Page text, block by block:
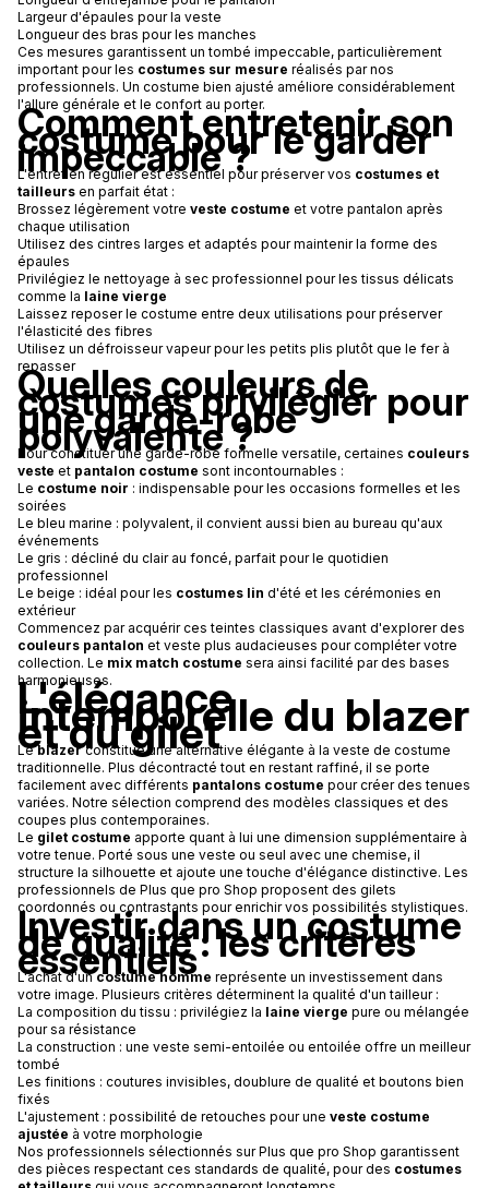
Largeur d'épaules pour la veste
Longueur des bras pour les manches
Ces mesures garantissent un tombé impeccable, particulièrement
important pour les costumes sur mesure réalisés par nos
professionnels. Un costume bien ajusté améliore considérablement
l'allure générale et le confort au porter.
Comment entretenir son
costume pour le garder
impeccable ?
L'entretien régulier est essentiel pour préserver vos costumes et
tailleurs en parfait état :
Brossez légèrement votre veste costume et votre pantalon après
chaque utilisation
Utilisez des cintres larges et adaptés pour maintenir la forme des
épaules
Privilégiez le nettoyage à sec professionnel pour les tissus délicats
comme la laine vierge
Laissez reposer le costume entre deux utilisations pour préserver
l'élasticité des fibres
Utilisez un défroisseur vapeur pour les petits plis plutôt que le fer à
repasser
Quelles couleurs de
costumes privilégier pour
une garde-robe
polyvalente ?
Pour constituer une garde-robe formelle versatile, certaines couleurs
veste et pantalon costume sont incontournables :
Le costume noir : indispensable pour les occasions formelles et les
soirées
Le bleu marine : polyvalent, il convient aussi bien au bureau qu'aux
événements
Le gris : décliné du clair au foncé, parfait pour le quotidien
professionnel
Le beige : idéal pour les costumes lin d'été et les cérémonies en
extérieur
Commencez par acquérir ces teintes classiques avant d'explorer des
couleurs pantalon et veste plus audacieuses pour compléter votre
collection. Le mix match costume sera ainsi facilité par des bases
harmonieuses.
L'élégance
intemporelle du blazer
et du gilet
Leblazerconstitue une alternative élégante à la veste de costume
traditionnelle. Plus décontracté tout en restant raffiné, il se porte
facilement avec différents pantalons costume pour créer des tenues
variées. Notre sélection comprend des modèles classiques et des
coupes plus contemporaines.
Le gilet costume apporte quant à lui une dimension supplémentaire à
votre tenue. Porté sous une veste ou seul avec une chemise, il
structure la silhouette et ajoute une touche d'élégance distinctive. Les
professionnels de Plus que pro Shop proposent des gilets
coordonnés ou contrastants pour enrichir vos possibilités stylistiques.
Investir dans un costume
de qualité : les critères
essentiels
L'achat d'uncostume homme représente un investissement dans
votre image. Plusieurs critères déterminent la qualité d'un tailleur :
La composition du tissu : privilégiez la laine vierge pure ou mélangée
pour sa résistance
La construction : une veste semi-entoilée ou entoilée offre un meilleur
tombé
Les finitions : coutures invisibles, doublure de qualité et boutons bien
fixés
L'ajustement : possibilité de retouches pour une veste costume
ajustée à votre morphologie
Nos professionnels sélectionnés sur Plus que pro Shop garantissent
des pièces respectant ces standards de qualité, pour des costumes